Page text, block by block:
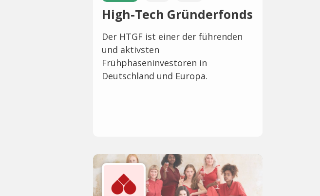
High-Tech Gründerfonds
Der HTGF ist einer der führenden
und aktivsten
Frühphaseninvestoren in
Deutschland und Europa.